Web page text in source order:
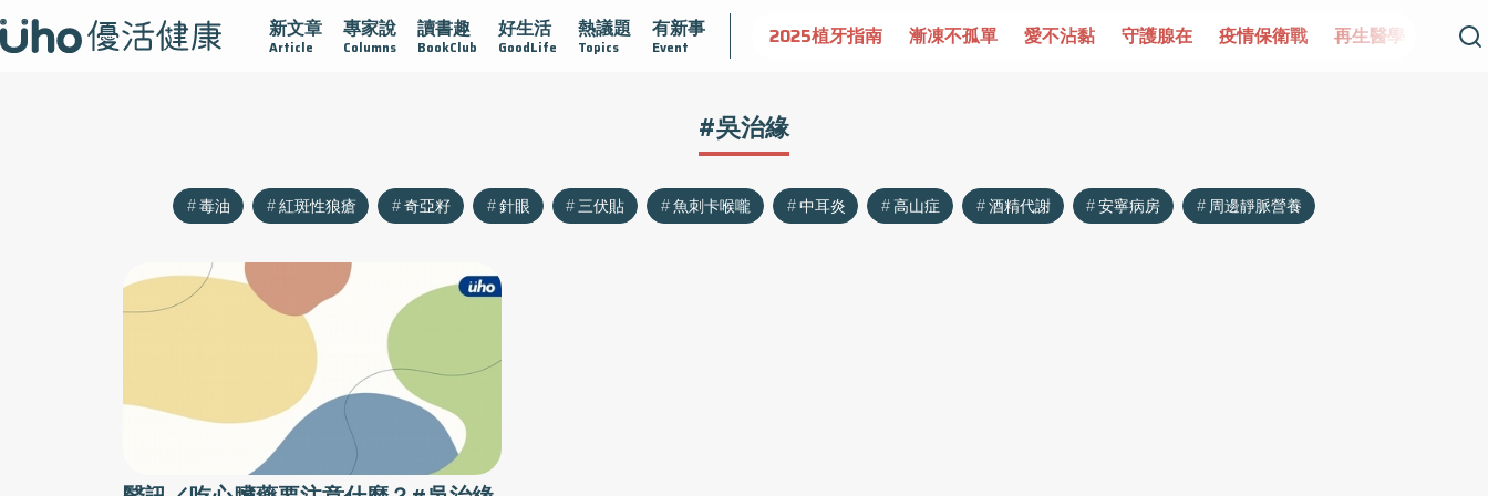
新文章
Article
專家說
Columns
讀書趣
BookClub
好生活
GoodLife
熱議題
Topics
有新事
Event
疫情保衛戰 再生醫學 愛的未來視 認識攝護腺肥大 守護骨骼健康 達文西手術專欄 2025植牙指南 漸凍不孤單 愛不沾黏 守護腺在 疫情保衛戰 再生醫學 愛的
#吳治緣
毒油 紅斑性狼瘡 奇亞籽 針眼 三伏貼 魚刺卡喉嚨 中耳炎 高山症 酒精代謝 安寧病房 周邊靜脈營養